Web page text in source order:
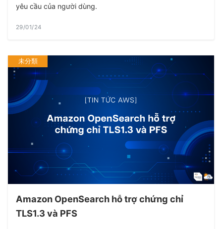
yêu cầu của người dùng.
29/01/24
未分類
Amazon OpenSearch hỗ trợ chứng chỉ
TLS1.3 và PFS